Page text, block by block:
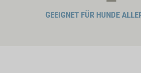
GEEIGNET FÜR HUNDE